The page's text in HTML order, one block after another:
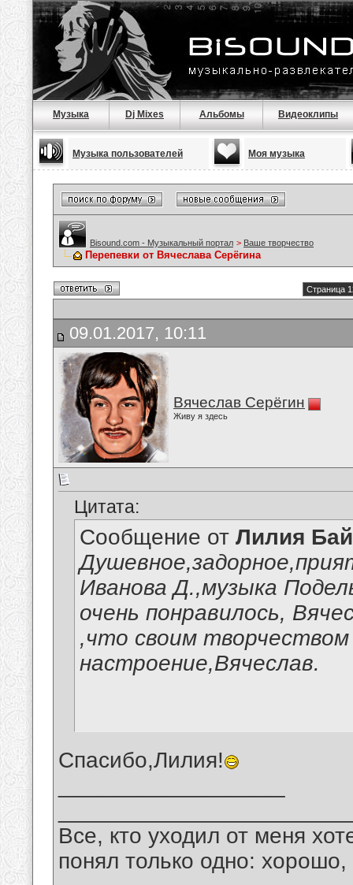
Музыка Dj Mixes Альбомы Видеоклипы
Музыка пользователей Моя музыка
Bisound.com - Музыкальный портал > Ваше творчество
Перепевки от Вячеслава Серёгина
Страница
09.01.2017, 10:11
Вячеслав Серёгин
Живу я здесь
Цитата:
Сообщение от Лилия
Иванова Д.,музыка
очень понравилось,
,что своим творчеством
настроение,Вячеслав.
Спасибо,Лилия!
Все, кто уходил от меня
понял только одно: